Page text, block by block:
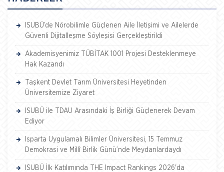
ISUBÜ’de Nörobilimle Güçlenen Aile İletişimi ve Ailelerde
Güvenli Dijitalleşme Söyleşisi Gerçekleştirildi
Akademisyenimiz TÜBİTAK 1001 Projesi Desteklenmeye
Hak Kazandı
Taşkent Devlet Tarım Üniversitesi Heyetinden
Üniversitemize Ziyaret
ISUBÜ ile TDAU Arasındaki İş Birliği Güçlenerek Devam
Ediyor
Isparta Uygulamalı Bilimler Üniversitesi, 15 Temmuz
Demokrasi ve Millî Birlik Günü’nde Meydanlardaydı
ISUBÜ İlk Katılımında THE Impact Rankings 2026'da